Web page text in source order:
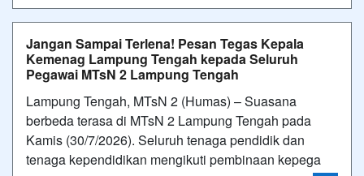
Jangan Sampai Terlena! Pesan Tegas Kepala
Kemenag Lampung Tengah kepada Seluruh
Pegawai MTsN 2 Lampung Tengah
Lampung Tengah, MTsN 2 (Humas) – Suasana
berbeda terasa di MTsN 2 Lampung Tengah pada
Kamis (30/7/2026). Seluruh tenaga pendidik dan
tenaga kependidikan mengikuti pembinaan kepega